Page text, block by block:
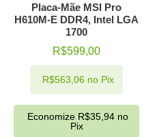
Placa-Mãe MSI Pro
H610M-E DDR4, Intel LGA
1700
R$599,00
R$563,06 no Pix
Economize R$35,94 no
Pix